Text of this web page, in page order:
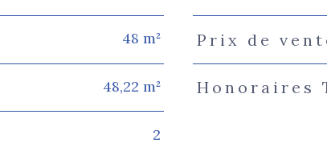
48 m²
48,22 m²
2
Prix de
Honoraires